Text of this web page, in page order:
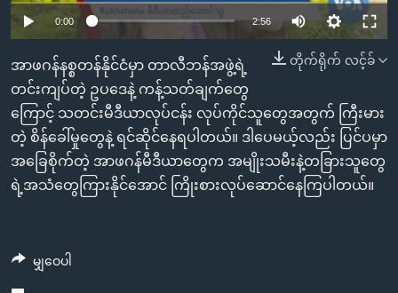
စာမျက်နှာ
ကျော်
ကြည့်
ရန်
ရှာဖွေ
ရန်
နေရာ
ရန်
ဘာသာစကားများ
0:00 2:56
တိုက်ရိုက် လင့်ခ်
အာဖဂန်နစ္စတန်နိုင်ငံမှာ တာလီဘန်အဖွဲ့ရဲ့
တင်းကျပ်တဲ့ ဥပဒေနဲ့ ကန့်သတ်ချက်တွေ
ကြောင့် သတင်းမီဒီယာလုပ်ငန်း လုပ်ကိုင်သူတွေအတွက် ကြီးမား
တဲ့ စိန်ခေါ်မှုတွေနဲ့ ရင်ဆိုင်နေရပါတယ်။ ဒါပေမယ့်လည်း ပြင်ပမှာ
အခြေစိုက်တဲ့ အာဖဂန်မီဒီယာတွေက အမျိုးသမီးနဲ့တခြားသူတွေ
ရဲ့အသံတွေကြားနိုင်အောင် ကြိုးစားလုပ်ဆောင်နေကြပါတယ်။
မျှဝေပါ